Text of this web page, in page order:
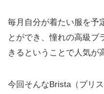
毎月自分が着たい服を予
とができ、憧れの高級ブ
きるということで人気が
今回そんなBrista（ブリ